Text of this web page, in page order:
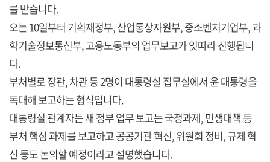
를 받습니다.
오는 10일부터 기획재정부, 산업통상자원부, 중소벤처기업부, 과
학기술정보통신부, 고용노동부의 업무보고가 잇따라 진행됩니
다.
부처별로 장관, 차관 등 2명이 대통령실 집무실에서 윤 대통령을
독대해 보고하는 형식입니다.
대통령실 관계자는 새 정부 업무 보고는 국정과제, 민생대책 등
부처 핵심 과제를 보고하고 공공기관 혁신, 위원회 정비, 규제 혁
신 등도 논의할 예정이라고 설명했습니다.